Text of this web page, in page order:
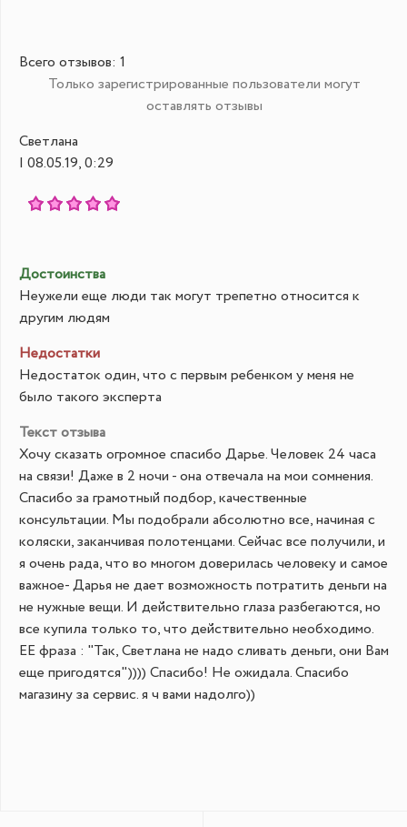
Всего отзывов: 1
Только зарегистрированные пользователи могут
оставлять отзывы
Светлана
| 08.05.19, 0:29
Достоинства
Неужели еще люди так могут трепетно относится к
другим людям
Недостатки
Недостаток один, что с первым ребенком у меня не
было такого эксперта
Текст отзыва
Хочу сказать огромное спасибо Дарье. Человек 24 часа
на связи! Даже в 2 ночи - она отвечала на мои сомнения.
Спасибо за грамотный подбор, качественные
консультации. Мы подобрали абсолютно все, начиная с
коляски, заканчивая полотенцами. Сейчас все получили, и
я очень рада, что во многом доверилась человеку и самое
важное- Дарья не дает возможность потратить деньги на
не нужные вещи. И действительно глаза разбегаются, но
все купила только то, что действительно необходимо.
ЕЕ фраза : "Так, Светлана не надо сливать деньги, они Вам
еще пригодятся")))) Спасибо! Не ожидала. Спасибо
магазину за сервис. я ч вами надолго))